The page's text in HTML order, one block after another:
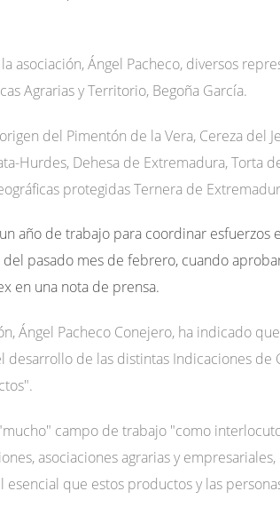
asociación, Ángel Pacheco, diversos
Agrarias y Territorio, Begoña García.
del Pimentón de la Vera, Cereza del
Hurdes, Dehesa de Extremadura, Torta
protegidas Ternera de
año de trabajo para coordinar esfuerzos
pasado mes de febrero, cuando
en una nota de prensa.
Ángel Pacheco Conejero, ha indicado
de las distintas Indicaciones de
campo de trabajo "como
asociaciones agrarias y
que estos productos y las